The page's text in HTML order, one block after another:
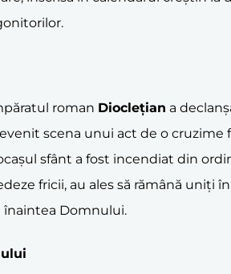
roman Dioclețian a
scena unui act de o
sfânt a fost incendiat din
fricii, au ales să rămână uniți în
Domnului.
ului